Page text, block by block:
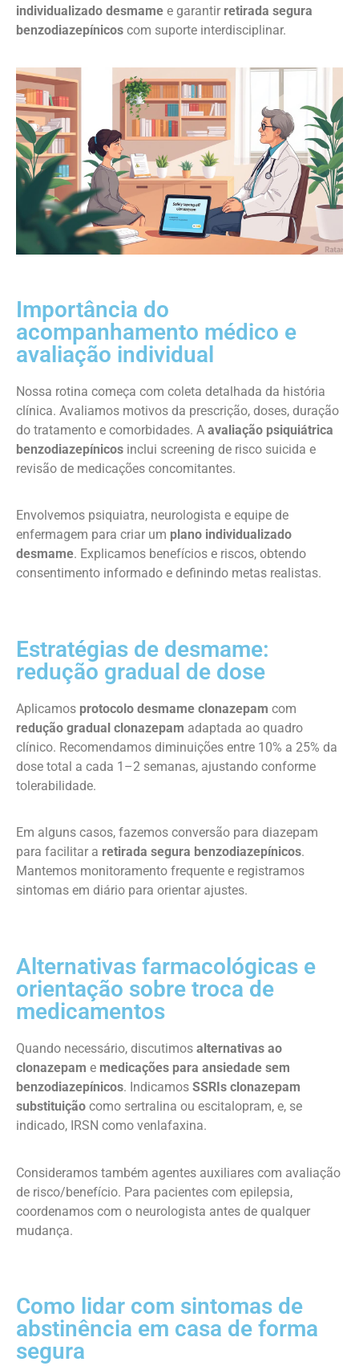
individualizado desmame e garantir retirada segura
benzodiazepínicos com suporte interdisciplinar.
Importância do
acompanhamento médico e
avaliação individual
Nossa rotina começa com coleta detalhada da história
clínica. Avaliamos motivos da prescrição, doses, duração
do tratamento e comorbidades. A avaliação psiquiátrica
benzodiazepínicos inclui screening de risco suicida e
revisão de medicações concomitantes.
Envolvemos psiquiatra, neurologista e equipe de
enfermagem para criar um plano individualizado
desmame. Explicamos benefícios e riscos, obtendo
consentimento informado e definindo metas realistas.
Estratégias de desmame:
redução gradual de dose
Aplicamos protocolo desmame clonazepam com
redução gradual clonazepam adaptada ao quadro
clínico. Recomendamos diminuições entre 10% a 25% da
dose total a cada 1–2 semanas, ajustando conforme
tolerabilidade.
Em alguns casos, fazemos conversão para diazepam
para facilitar a retirada segura benzodiazepínicos.
Mantemos monitoramento frequente e registramos
sintomas em diário para orientar ajustes.
Alternativas farmacológicas e
orientação sobre troca de
medicamentos
Quando necessário, discutimos alternativas ao
clonazepam e medicações para ansiedade sem
benzodiazepínicos. Indicamos SSRIs clonazepam
substituição como sertralina ou escitalopram, e, se
indicado, IRSN como venlafaxina.
Consideramos também agentes auxiliares com avaliação
de risco/benefício. Para pacientes com epilepsia,
coordenamos com o neurologista antes de qualquer
mudança.
Como lidar com sintomas de
abstinência em casa de forma
segura